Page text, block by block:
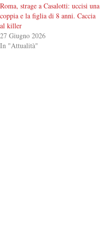
Roma, strage a Casalotti: uccisi una
coppia e la figlia di 8 anni. Caccia
al killer
27 Giugno 2026
In "Attualità"